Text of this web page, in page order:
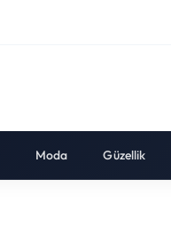
Moda Güzellik